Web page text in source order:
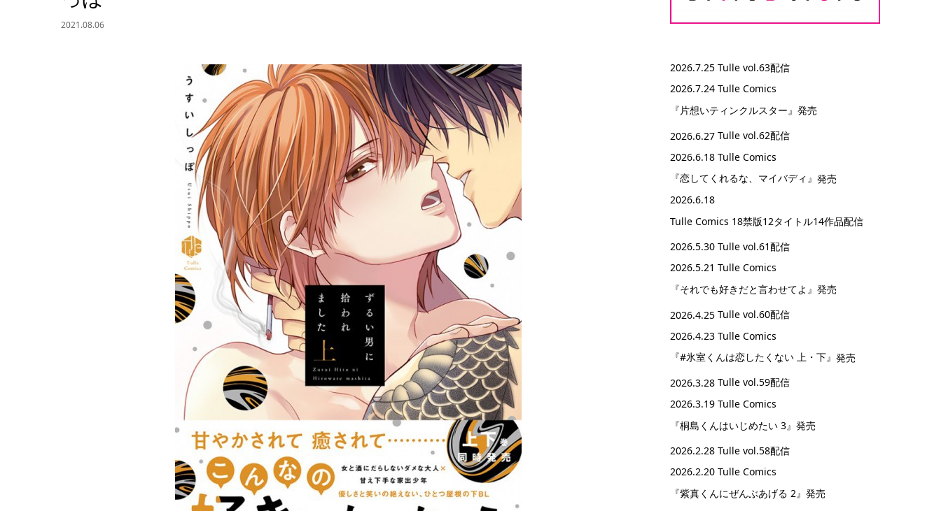
2021.08.06
2026.7.25 Tulle vol.63配信
2026.7.24 Tulle Comics
『片想いティンクルスター』 発売
2026.6.27 Tulle vol.62配信
2026.6.18 Tulle Comics
『恋してくれるな、マイバディ』 発売
2026.6.18
Tulle Comics 18禁版12タイトル14作品配信
2026.5.30 Tulle vol.61配信
2026.5.21 Tulle Comics
『それでも好きだと言わせてよ』 発売
2026.4.25 Tulle vol.60配信
2026.4.23 Tulle Comics
『#氷室くんは恋したくない 上・下』 発売
2026.3.28 Tulle vol.59配信
2026.3.19 Tulle Comics
『桐島くんはいじめたい 3』 発売
2026.2.28 Tulle vol.58配信
2026.2.20 Tulle Comics
『紫真くんにぜんぶあげる 2』 発売